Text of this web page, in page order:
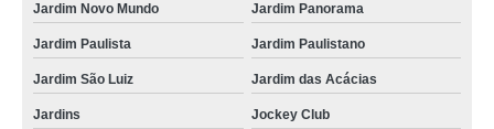
empresa que faz destruição dados segura Salto
destruição de equipamentos dados Salto
empresa de destruição de armazenadores de dados Curitiba
Jardim Novo Mundo Jardim Panorama
Jardim Paulista Jardim Paulistano
Jardim São Luiz Jardim das Acácias
Jardins Jockey Club